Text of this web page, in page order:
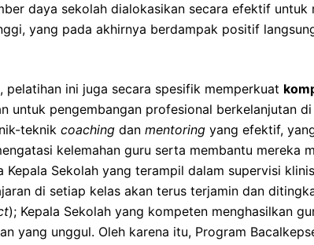
daya sekolah dialokasikan secara efektif untuk
yang pada akhirnya berdampak positif
pelatihan ini juga secara spesifik memperkuat
untuk pengembangan profesional berkelanjutan
teknik coaching dan mentoring yang efektif,
kelemahan guru serta membantu mereka
Kepala Sekolah yang terampil dalam supervisi
di setiap kelas akan terus terjamin dan
); Kepala Sekolah yang kompeten menghasilkan
yang unggul. Oleh karena itu, Program